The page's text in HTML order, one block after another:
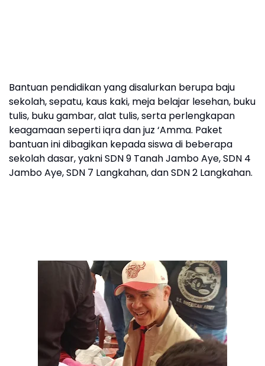
Bantuan pendidikan yang disalurkan berupa baju
sekolah, sepatu, kaus kaki, meja belajar lesehan, buku
tulis, buku gambar, alat tulis, serta perlengkapan
keagamaan seperti iqra dan juz ‘Amma. Paket
bantuan ini dibagikan kepada siswa di beberapa
sekolah dasar, yakni SDN 9 Tanah Jambo Aye, SDN 4
Jambo Aye, SDN 7 Langkahan, dan SDN 2 Langkahan.